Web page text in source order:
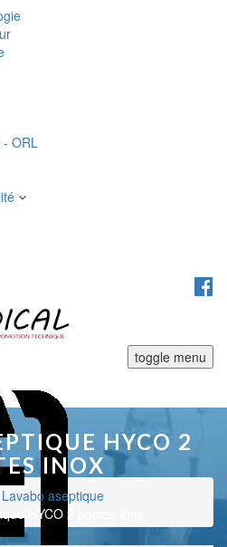
ORL
toggle menu
HYCO 2
INOX
Lavabo aseptique
HYCO 2 postes Inox